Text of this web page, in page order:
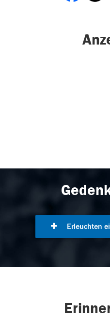
Erleuchten